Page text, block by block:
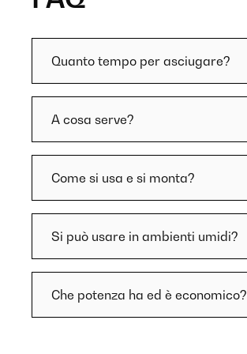
Quanto tempo per asciugare?
A cosa serve?
Come si usa e si monta?
Si può usare in ambienti umidi?
Che potenza ha ed è economico?